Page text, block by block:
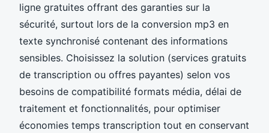
ligne gratuites offrant des garanties sur la
sécurité, surtout lors de la conversion mp3 en
texte synchronisé contenant des informations
sensibles. Choisissez la solution (services gratuits
de transcription ou offres payantes) selon vos
besoins de compatibilité formats média, délai de
traitement et fonctionnalités, pour optimiser
économies temps transcription tout en conservant